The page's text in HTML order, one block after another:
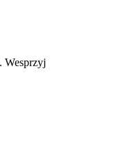
Wesprzyj